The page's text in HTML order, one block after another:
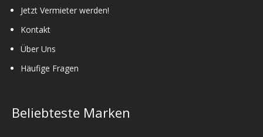
Jetzt Vermieter werden!
Kontakt
Über Uns
Häufige Fragen
Beliebteste Marken